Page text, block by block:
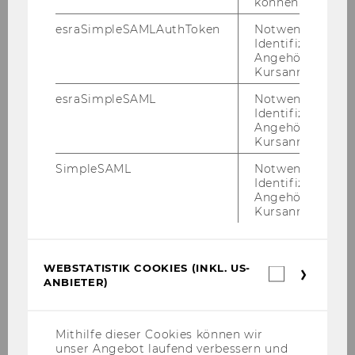
Das "Recht auf
Vergessenwerden" in Zeiten
des Einsatzes von LLMs im AVG-
Der Anwendungsbereich der
Grundrechte-Folgenabschätzung
nach Art 27 KI-Verordnung
Bedrohungsfaktoren der
Meinungsfreiheit in einer
esraSimpleSAMLAuthToken
Notwendig zur
Identifizierung
Angehörige/r für
Kursanmeldung.
esraSimpleSAML
Notwendig zur
Identifizierung
Angehörige/r für
Kursanmeldung.
SimpleSAML
Notwendig zur
Identifizierung
Angehörige/r für
Kursanmeldung.
WEBSTATISTIK COOKIES (INKL. US-
ANBIETER)
Mithilfe dieser Cookies können wir
unser Angebot laufend verbessern und